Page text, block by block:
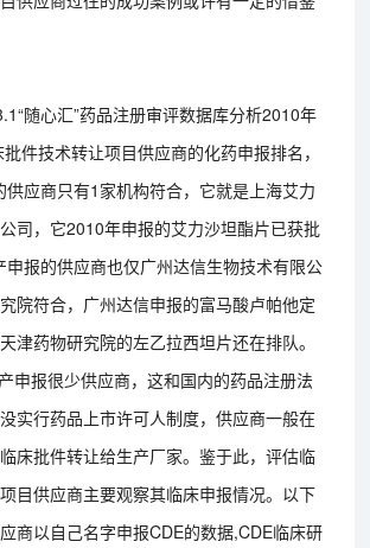
随心汇”药品注册审评数据库分析2010年
件技术转让项目供应商的化药申报排名，
供应商只有1家机构符合，它就是上海艾力
司，它2010年申报的艾力沙坦酯片已获批
申报的供应商也仅广州达信生物技术有限公
院符合，广州达信申报的富马酸卢帕他定
津药物研究院的左乙拉西坦片还在排队。
申报很少供应商，这和国内的药品注册法
实行药品上市许可人制度，供应商一般在
床批件转让给生产厂家。鉴于此，评估临
目供应商主要观察其临床申报情况。以下
商以自己名字申报CDE的数据,CDE临床研